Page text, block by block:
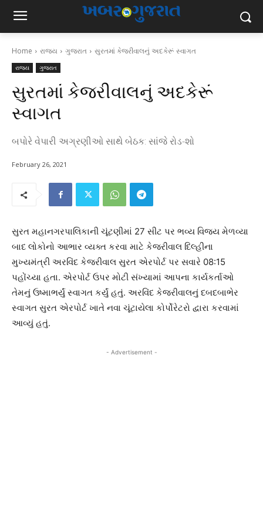
Home રાજ્ય ગુજરાત સુરતમાં કેજરીવાલનું અદકેરૂં સ્વાગત
રાજ્ય ગુજરાત
સુરતમાં કેજરીવાલનું અદકેરૂં
સ્વાગત
બપોરે વેપારી અગ્રણીઓ સાથે બેઠક: સાંજે રોડ-શો
February 26, 2021
સુરત મહાનગરપાલિકાની ચૂંટણીમાં 27 સીટ પર ભવ્ય વિજય મેળવ્યા
બાદ લોકોનો આભાર વ્યક્ત કરવા માટે કેજરીવાલ દિલ્હીના
મુખ્યમંત્રી અરવિંદ કેજરીવાલ સુરત એરપોર્ટ પર સવારે 08:15
પહોંચ્યા હતા. એરપોર્ટ ઉપર મોટી સંખ્યામાં આપના કાર્યકર્તાઓ
તેમનું ઉષ્માભર્યું સ્વાગત કર્યું હતું. અરવિંદ કેજરીવાલનું દબદબાભેર
સ્વાગત સુરત એરપોર્ટ ખાતે નવા ચૂંટાયેલા કોર્પોરેટરો દ્વારા કરવામાં
આવ્યું હતું.
- Advertisement -